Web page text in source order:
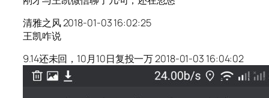
清雅之风 2018-01-03 16:02:25
王凯咋说
9.14还未回，10月10日复投一万 2018-01-03 16:04:02